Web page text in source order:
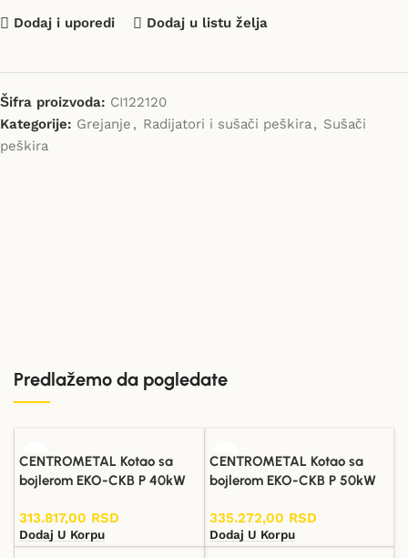
Dodaj i uporedi Dodaj u listu želja
Šifra proizvoda: CI122120
Kategorije: Grejanje , Radijatori i sušači peškira , Sušači
peškira
Predlažemo da pogledate
CENTROMETAL Kotao sa
bojlerom EKO-CKB P 40kW
313.817,00 RSD
Dodaj U Korpu
CENTROMETAL Kotao sa
bojlerom EKO-CKB P 50kW
335.272,00 RSD
Dodaj U Korpu